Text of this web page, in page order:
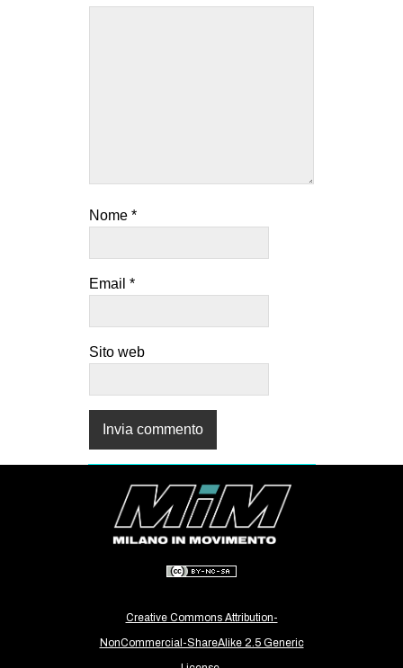
Nome *
Email *
Sito web
Creative Commons Attribution-
NonCommercial-ShareAlike 2.5 Generic